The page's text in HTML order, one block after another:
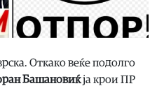
Откако веќе подолго
Башановиќја крои ПР